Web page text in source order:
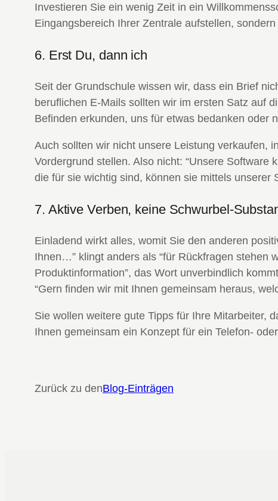
Investieren Sie ein wenig Zeit in ein
Eingangsbereich Ihrer Zentrale aufstellen,
6. Erst Du, dann ich
Seit der Grundschule wissen wir, dass ein Brief
beruflichen E-Mails sollten wir im ersten Satz auf
Befinden erkunden, uns für etwas bedanken oder
Auch sollten wir nicht unsere Leistung verkaufen,
Vordergrund stellen. Also nicht: “Unsere
die für sie wichtig sind, können sie mittels unserer
7. Aktive Verben, keine Schwurbel-
Einladend wirkt alles, womit Sie den anderen
Ihnen…” klingt anders als “für Rückfragen stehen
Produktinformation”, das Wort unverbindlich
“Gern finden wir mit Ihnen gemeinsam heraus,
Sie wollen weitere gute Tipps für Ihre Mitarbeiter,
Ihnen gemeinsam ein Konzept für ein Telefon-
Zurück zu denBlog-Einträgen